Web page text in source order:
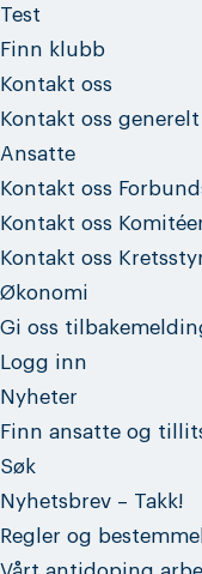
Test
Finn klubb
Kontakt oss
Kontakt oss generelt
Ansatte
Kontakt oss
Kontakt oss
Kontakt oss
Økonomi
Gi oss
Logg inn
Nyheter
Finn ansatte og
Søk
Nyhetsbrev – Takk!
Regler og